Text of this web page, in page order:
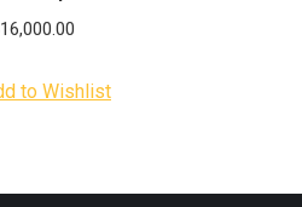
16,000.00
to Wishlist